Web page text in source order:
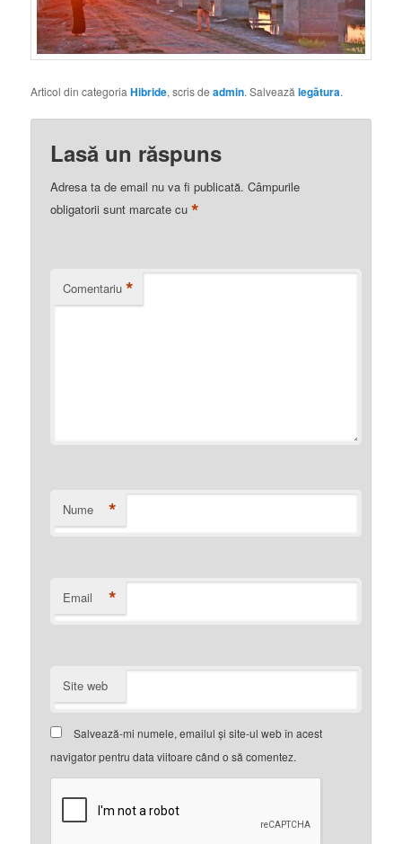
Articol din categoriaHibride, scris deadmin. Salveazălegătura.
Lasă un răspuns
Adresa ta de email nu va fi publicată. Câmpurile
obligatorii sunt marcate cu*
Comentariu *
Nume *
Email *
Site web
Salvează-mi numele, emailul și site-ul web în acest
navigator pentru data viitoare când o să comentez.